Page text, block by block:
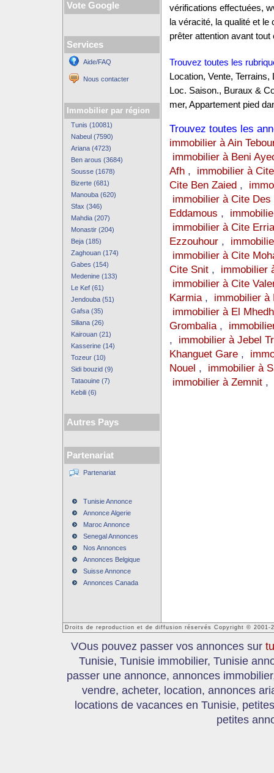
Vote Google
Services
Aide/FAQ
Nous contacter
Immobilier par région
Tunis (10081)
Nabeul (7590)
Ariana (4723)
Ben arous (3684)
Sousse (1678)
Bizerte (681)
Manouba (620)
Sfax (346)
Mahdia (207)
Monastir (204)
Beja (185)
Zaghouan (174)
Gabes (154)
Medenine (133)
Le Kef (61)
Jendouba (51)
Gafsa (35)
Siliana (26)
Kairouan (21)
Kasserine (14)
Tozeur (10)
Sidi bouzid (9)
Tataouine (7)
Kebili (6)
Autres Pays
Partenariat
Partenariat
Tunisie Annonce
Annonce Algerie
Maroc Annonce
Senegal Annonces
Nos Annonces
Annonces Belgique
Suisse Annonce
Annonces Canada
vérifications effectuées,
la véracité, la qualité et
prêter attention avant tout
Trouvez toutes les
Location, Vente,
Loc. Saison., Buraux &
mer, Appartement pied
Trouvez toutes les
immobilier à Ain
immobilier à Beni
Afh, immobilier à
Cite Ben Zaied,
immobilier à Cite Des
Eddamous ,
immobilier à Cite
Ezzouhour,
immobilier à Cite
Cite Snit, immobilier
immobilier à Cite
Karmia, immobilier à
immobilier à El
Grombalia,
, immobilier à Jebel
Khanguet Gare,
Nouel , immobilier à
immobilier à Zemnit,
Droits de reproduction et de diffusion réservés Copyright © 2001-
VOus pouvez passer vos annonces sur
Tunisie, Tunisie immobilier, Tunisie
passer une annonce, annonces
vendre, acheter, location, annonces
locations de vacances en Tunisie,
petites